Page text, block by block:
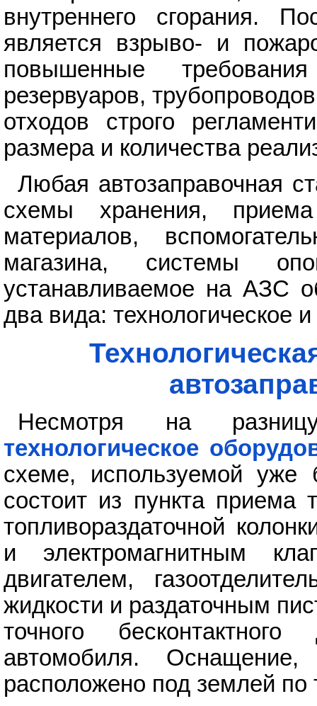
внутреннего сгорания.
является взрыво- и
повышенные
резервуаров,
отходов строго
размера и количества
Любая автозаправочная
схемы хранения,
материалов,
магазина, системы
устанавливаемое на АЗС
два вида: технологическое
Несмотря на
технологическое
схеме, используемой
состоит из пункта приема
топливораздаточной
и электромагнитным
двигателем,
жидкости и раздаточным
точного
автомобиля.
расположено под землей по